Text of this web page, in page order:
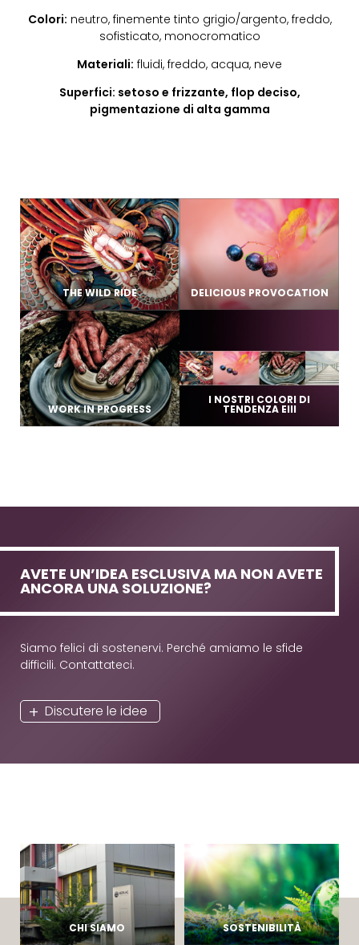
Colori: neutro, finemente tinto grigio/argento, freddo,
sofisticato, monocromatico
Materiali: fluidi, freddo, acqua, neve
Superfici: setoso e frizzante, flop deciso,
pigmentazione di alta gamma
THE WILD RIDE DELICIOUS PROVOCATION
WORK IN PROGRESS
I NOSTRI COLORI DI
TENDENZA EIII
AVETE UN’IDEA ESCLUSIVA MA NON AVETE
ANCORA UNA SOLUZIONE?
Siamo felici di sostenervi. Perché amiamo le sfide
difficili. Contattateci.
Discutere le idee
CHI SIAMO SOSTENIBILITÀ